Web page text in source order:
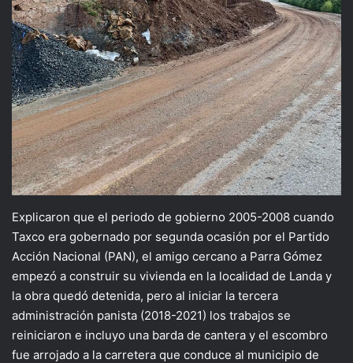
Explicaron que el periodo de gobierno 2005-2008 cuando
Taxco era gobernado por segunda ocasión por el Partido
Acción Nacional (PAN), el amigo cercano a Parra Gómez
empezó a construir su vivienda en la localidad de Landa y
la obra quedó detenida, pero al iniciar la tercera
administración panista (2018-2021) los trabajos se
reiniciaron e incluyo una barda de cantera y el escombro
fue arrojado a la carretera que conduce al municipio de